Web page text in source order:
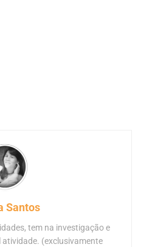
Santos
tem na investigação e
(exclusivamente